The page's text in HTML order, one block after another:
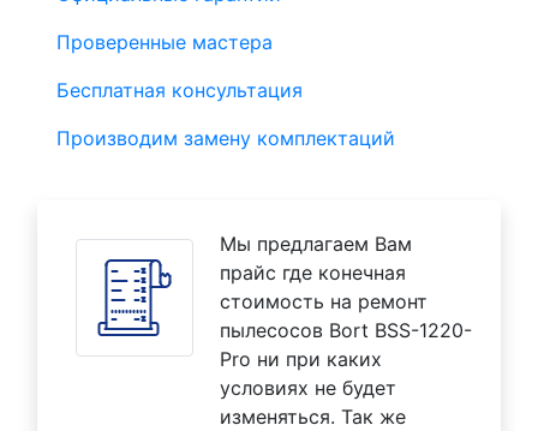
Проверенные мастера
Бесплатная консультация
Производим замену комплектаций
Мы предлагаем Вам
прайс где конечная
стоимость на ремонт
пылесосов Bort BSS-1220-
Pro ни при каких
условиях не будет
изменяться. Так же